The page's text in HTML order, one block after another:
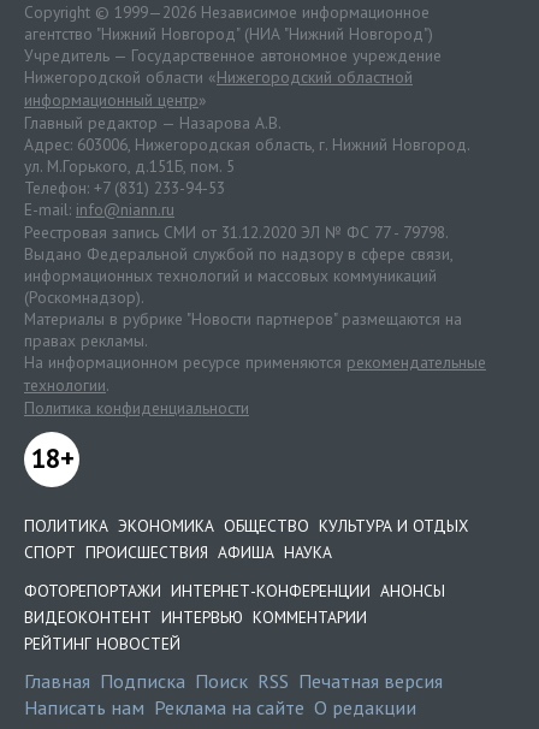
Copyright © 1999—2026 Независимое информационное
агентство "Нижний Новгород" (НИА "Нижний Новгород")
Учредитель — Государственное автономное учреждение
Нижегородской области «Нижегородский областной
информационный центр»
Главный редактор — Назарова А.В.
Адрес: 603006, Нижегородская область, г. Нижний Новгород.
ул. М.Горького, д.151Б, пом. 5
Телефон: +7 (831) 233-94-53
E-mail: info@niann.ru
Реестровая запись СМИ от 31.12.2020 ЭЛ № ФС 77 - 79798.
Выдано Федеральной службой по надзору в сфере связи,
информационных технологий и массовых коммуникаций
(Роскомнадзор).
Материалы в рубрике "Новости партнеров" размещаются на
правах рекламы.
На информационном ресурсе применяются рекомендательные
технологии.
Политика конфиденциальности
18+
ПОЛИТИКА ЭКОНОМИКА ОБЩЕСТВО КУЛЬТУРА И ОТДЫХ
СПОРТ ПРОИСШЕСТВИЯ АФИША НАУКА
ФОТОРЕПОРТАЖИ ИНТЕРНЕТ-КОНФЕРЕНЦИИ АНОНСЫ
ВИДЕОКОНТЕНТ ИНТЕРВЬЮ КОММЕНТАРИИ
РЕЙТИНГ НОВОСТЕЙ
Главная Подписка Поиск RSS Печатная версия
Написать нам Реклама на сайте О редакции